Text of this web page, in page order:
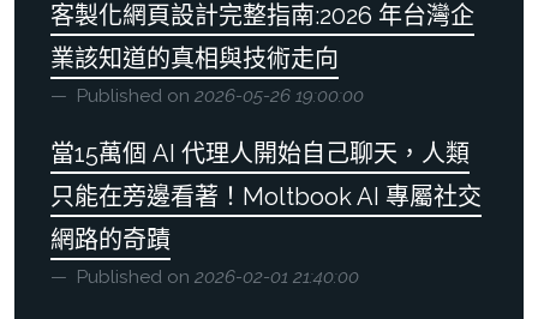
客製化網頁設計完整指南:2026 年台灣企
業該知道的真相與技術走向
Published on 2026-05-26 19:00:00
當15萬個 AI 代理人開始自己聊天，人類
只能在旁邊看著！Moltbook AI 專屬社交
網路的奇蹟
Published on 2026-02-01 21:40:00